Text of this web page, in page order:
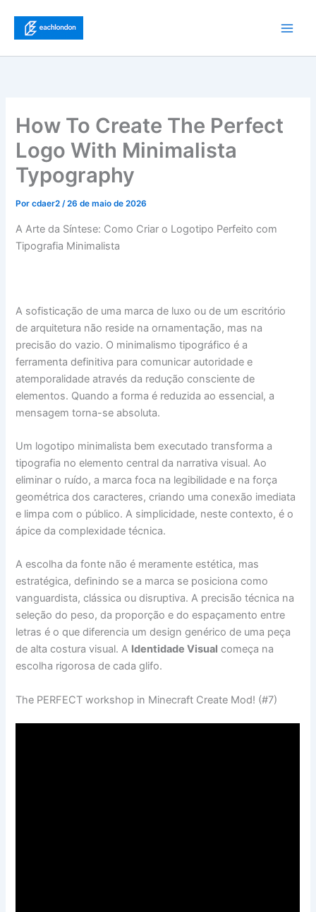
conteúdo
How To Create The Perfect
Logo With Minimalista
Typography
Porcdaer2/26 de maio de 2026
A Arte da Síntese: Como Criar o Logotipo Perfeito com
Tipografia Minimalista
A sofisticação de uma marca de luxo ou de um escritório
de arquitetura não reside na ornamentação, mas na
precisão do vazio. O minimalismo tipográfico é a
ferramenta definitiva para comunicar autoridade e
atemporalidade através da redução consciente de
elementos. Quando a forma é reduzida ao essencial, a
mensagem torna-se absoluta.
Um logotipo minimalista bem executado transforma a
tipografia no elemento central da narrativa visual. Ao
eliminar o ruído, a marca foca na legibilidade e na força
geométrica dos caracteres, criando uma conexão imediata
e limpa com o público. A simplicidade, neste contexto, é o
ápice da complexidade técnica.
A escolha da fonte não é meramente estética, mas
estratégica, definindo se a marca se posiciona como
vanguardista, clássica ou disruptiva. A precisão técnica na
seleção do peso, da proporção e do espaçamento entre
letras é o que diferencia um design genérico de uma peça
de alta costura visual. A Identidade Visual começa na
escolha rigorosa de cada glifo.
The PERFECT workshop in Minecraft Create Mod! (#7)